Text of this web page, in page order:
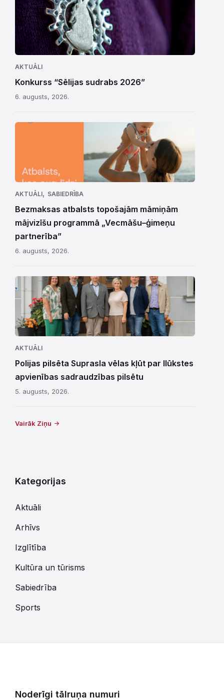
AKTUĀLI
Konkurss “Sēlijas sudrabs 2026”
6. augusts, 2026.
AKTUĀLI, SABIEDRĪBA
Bezmaksas atbalsts topošajām māmiņām
mājvizīšu programmā „Vecmāšu–ģimeņu
partnerība”
6. augusts, 2026.
AKTUĀLI
Polijas pilsēta Suprasla vēlas kļūt par Ilūkstes
apvienības sadraudzības pilsētu
5. augusts, 2026.
Vairāk Ziņu
Kategorijas
Aktuāli
Arhīvs
Izglītība
Kultūra un tūrisms
Sabiedrība
Sports
Noderīgi tālruņa numuri